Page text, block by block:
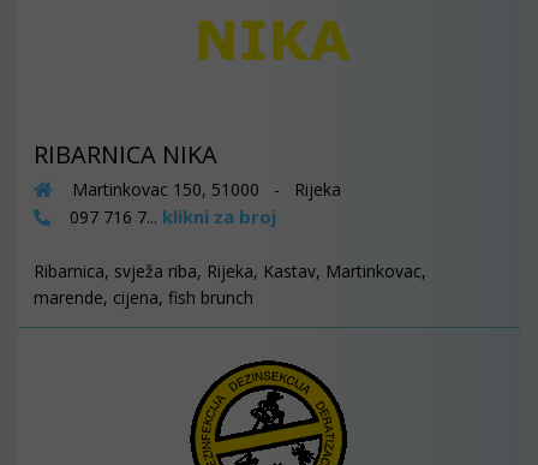
RIBARNICA NIKA
Martinkovac 150, 51000 - Rijeka
097 716 7... klikni za broj
Ribarnica, svježa riba, Rijeka, Kastav, Martinkovac,
marende, cijena, fish brunch